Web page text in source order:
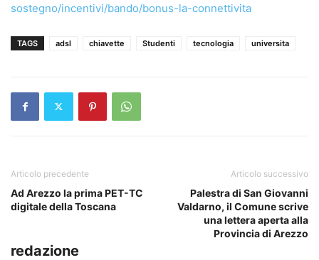
sostegno/incentivi/bando/bonus-la-connettivita
TAGS adsl chiavette Studenti tecnologia universita
Articolo precedente
Ad Arezzo la prima PET-TC
digitale della Toscana
Articolo successivo
Palestra di San Giovanni
Valdarno, il Comune scrive
una lettera aperta alla
Provincia di Arezzo
redazione